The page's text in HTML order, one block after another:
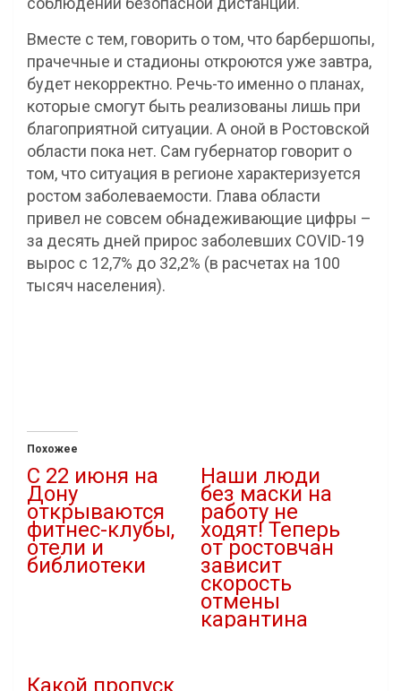
Вместе с тем, говорить о том, что барбершопы,
прачечные и стадионы откроются уже завтра,
будет некорректно. Речь-то именно о планах,
которые смогут быть реализованы лишь при
благоприятной ситуации. А оной в Ростовской
области пока нет. Сам губернатор говорит о
том, что ситуация в регионе характеризуется
ростом заболеваемости. Глава области
привел не совсем обнадеживающие цифры –
за десять дней прирос заболевших COVID-19
вырос с 12,7% до 32,2% (в расчетах на 100
тысяч населения).
Похожее
С 22 июня на
Дону
открываются
фитнес-клубы,
отели и
библиотеки
Наши люди
без маски на
работу не
ходят! Теперь
от ростовчан
зависит
скорость
отмены
карантина
Какой пропуск